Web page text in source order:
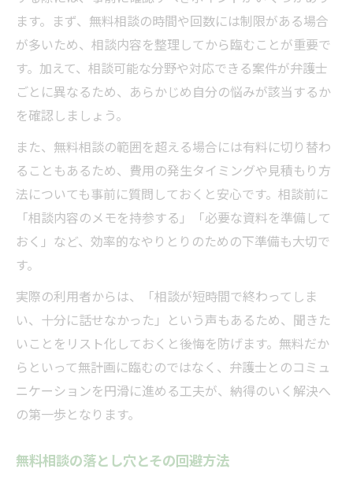
ます。まず、無料相談の時間や回数には制限がある場合
が多いため、相談内容を整理してから臨むことが重要で
す。加えて、相談可能な分野や対応できる案件が弁護士
ごとに異なるため、あらかじめ自分の悩みが該当するか
を確認しましょう。
また、無料相談の範囲を超える場合には有料に切り替わ
ることもあるため、費用の発生タイミングや見積もり方
法についても事前に質問しておくと安心です。相談前に
「相談内容のメモを持参する」「必要な資料を準備して
おく」など、効率的なやりとりのための下準備も大切で
す。
実際の利用者からは、「相談が短時間で終わってしま
い、十分に話せなかった」という声もあるため、聞きた
いことをリスト化しておくと後悔を防げます。無料だか
らといって無計画に臨むのではなく、弁護士とのコミュ
ニケーションを円滑に進める工夫が、納得のいく解決へ
の第一歩となります。
無料相談の落とし穴とその回避方法